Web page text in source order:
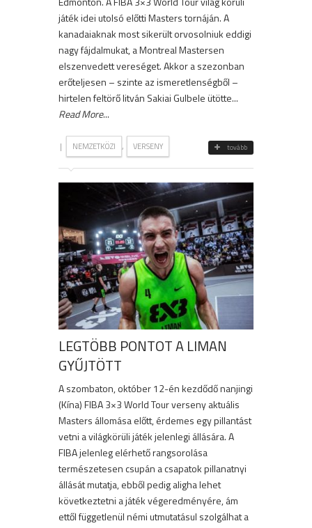
játék idei utolsó előtti Masters tornáján. A
kanadaiaknak most sikerült orvosolniuk eddigi
nagy fájdalmukat, a Montreal Mastersen
elszenvedett vereséget. Akkor a szezonban
erőteljesen – szinte az ismeretlenségből –
hirtelen feltörő litván Sakiai Gulbele ütötte...
Read More...
| NEMZETKÖZI , VERSENY tovább
LEGTÖBB PONTOT A LIMAN
GYŰJTÖTT
A szombaton, október 12-én kezdődő nanjingi
(Kína) FIBA 3×3 World Tour verseny aktuális
Masters állomása előtt, érdemes egy pillantást
vetni a világkörüli játék jelenlegi állására. A
FIBA jelenleg elérhető rangsorolása
természetesen csupán a csapatok pillanatnyi
állását mutatja, ebből pedig aligha lehet
következtetni a játék végeredményére, ám
ettől függetlenül némi utmutatásul szolgálhat a